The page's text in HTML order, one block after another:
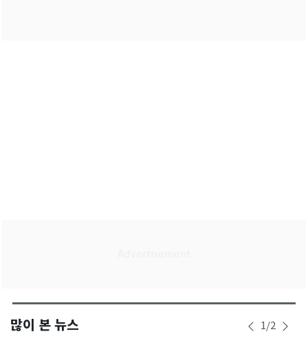
많이 본 뉴스 1/2